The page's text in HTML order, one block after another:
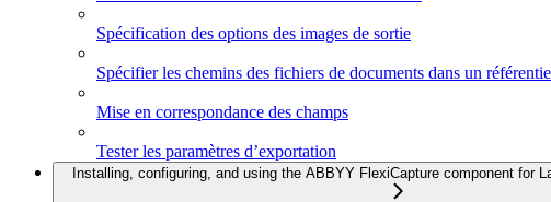
Spécification des options des images de sortie
Spécifier les chemins des fichiers de documents dans un
Mise en correspondance des champs
Tester les paramètres d’exportation
Installing, configuring, and using the ABBYY FlexiCapture component for